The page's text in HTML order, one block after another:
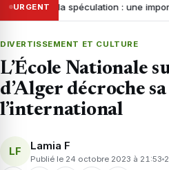
URGENT
à la spéculation : une importante
DIVERTISSEMENT ET CULTURE
L’École Nationale
d’Alger décroche
l’international
LF Lamia F
Publié le 24 octobre 2023 à 21:53